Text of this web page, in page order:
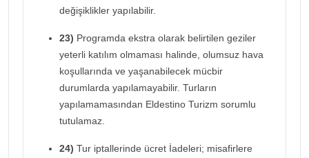
değişiklikler yapılabilir.
23) Programda ekstra olarak belirtilen geziler
yeterli katılım olmaması halinde, olumsuz hava
koşullarında ve yaşanabilecek mücbir
durumlarda yapılamayabilir. Turların
yapılamamasından Eldestino Turizm sorumlu
tutulamaz.
24) Tur iptallerinde ücret İadeleri; misafirlere